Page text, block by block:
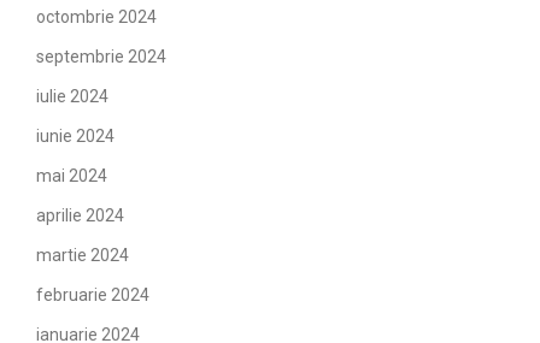
octombrie 2024
septembrie 2024
iulie 2024
iunie 2024
mai 2024
aprilie 2024
martie 2024
februarie 2024
ianuarie 2024